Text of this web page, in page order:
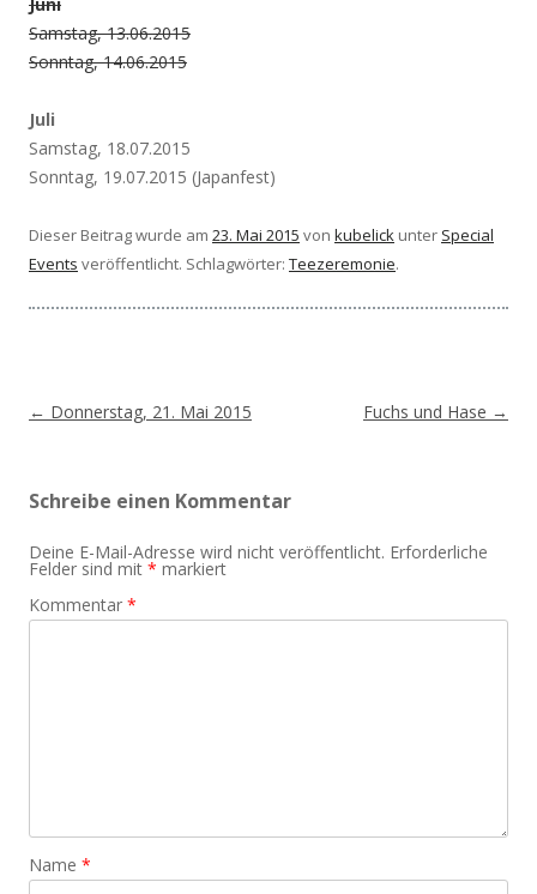
Juni
Samstag, 13.06.2015
Sonntag, 14.06.2015
Juli
Samstag, 18.07.2015
Sonntag, 19.07.2015 (Japanfest)
Dieser Beitrag wurde am 23. Mai 2015 von kubelick unter Special
Events veröffentlicht. Schlagwörter: Teezeremonie.
Beitragsnavigation
← Donnerstag, 21. Mai 2015 Fuchs und Hase →
Schreibe einen Kommentar
Deine E-Mail-Adresse wird nicht veröffentlicht. Erforderliche
Felder sind mit * markiert
Kommentar *
Name *